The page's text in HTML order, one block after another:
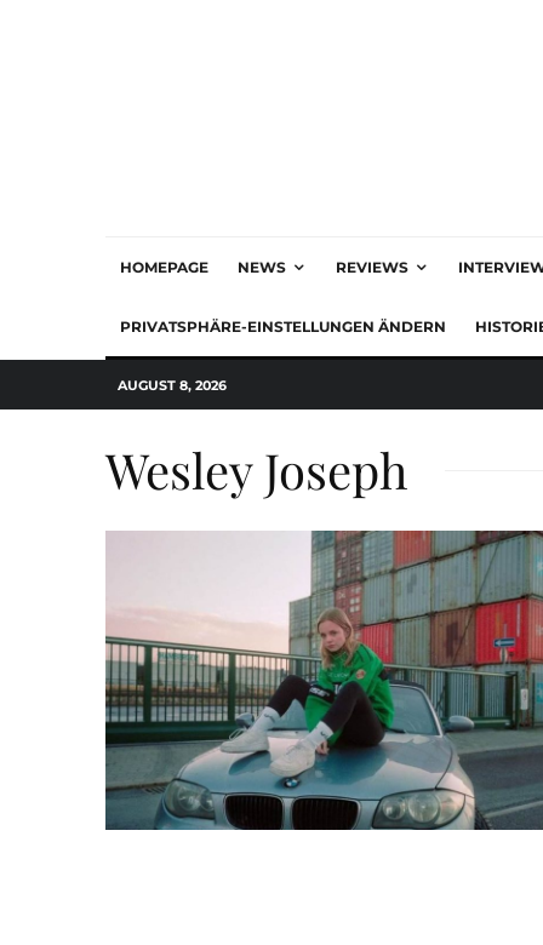
HOMEPAGE NEWS REVIEWS
PRIVATSPHÄRE-EINSTELLUNGEN ÄNDERN
AUGUST 8, 2026
Wesley Joseph